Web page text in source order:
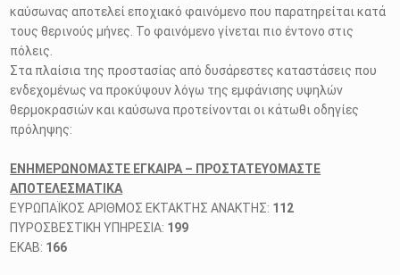
καύσωνας αποτελεί εποχιακό φαινόμενο που παρατηρείται κατά
τους θερινούς μήνες. Το φαινόμενο γίνεται πιο έντονο στις
πόλεις.
Στα πλαίσια της προστασίας από δυσάρεστες καταστάσεις που
ενδεχομένως να προκύψουν λόγω της εμφάνισης υψηλών
θερμοκρασιών και καύσωνα προτείνονται οι κάτωθι οδηγίες
πρόληψης:
ΕΝΗΜΕΡΩΝΟΜΑΣΤΕ ΕΓΚΑΙΡΑ – ΠΡΟΣΤΑΤΕΥΟΜΑΣΤΕ
ΑΠΟΤΕΛΕΣΜΑΤΙΚΑ
ΕΥΡΩΠΑΪΚΟΣ ΑΡΙΘΜΟΣ ΕΚΤΑΚΤΗΣ ΑΝΑΚΤΗΣ: 112
ΠΥΡΟΣΒΕΣΤΙΚΗ ΥΠΗΡΕΣΙΑ: 199
ΕΚΑΒ: 166